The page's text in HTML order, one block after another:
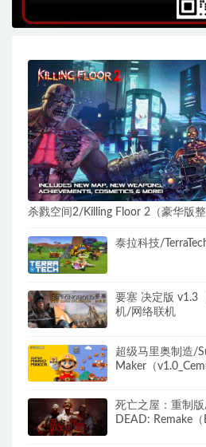
杀戮空间2/Killing Floor 2（豪华版
泰拉科技/
要塞 决定版 v1.3
机/网络联机
超级马里奥制造/
Maker（
死亡之屋：重制
DEAD: Remake（